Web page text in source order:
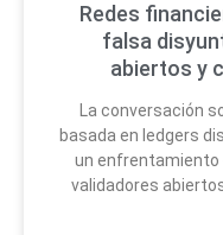
Redes
falsa
abiertos y
La conversación
basada en ledgers
un enfrentamiento
validadores